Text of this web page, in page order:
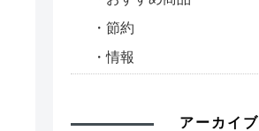
節約
情報
アーカイブ